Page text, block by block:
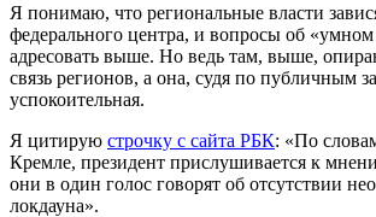
Я понимаю, что региональные власти
федерального центра, и вопросы об
адресовать выше. Но ведь там, выше,
связь регионов, а она, судя по публичным
успокоительная.
Я цитирую строчку с сайта РБК: «По
Кремле, президент прислушивается к
они в один голос говорят об отсутствии
локдауна».